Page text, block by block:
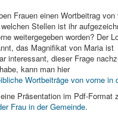
Frauen einen Wortbeitrag von
Stellen ist ihr
weitergegeben worden? Der
das Magnifikat von Maria ist
interessant, dieser Frage
kann man hier
Wortbeiträge von vorne in
Präsentation im Pdf-Format
Frau in der Gemeinde.